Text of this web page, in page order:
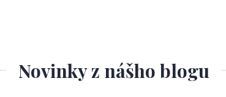
Novinky z nášho blogu